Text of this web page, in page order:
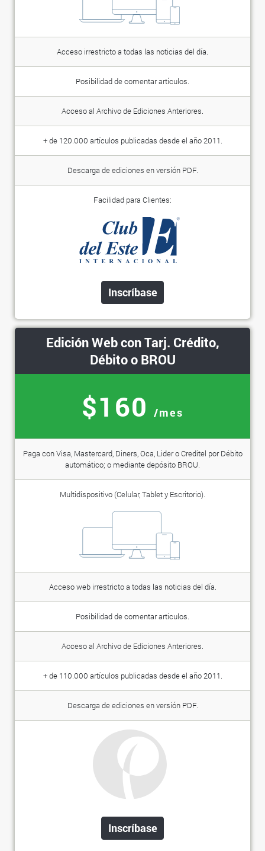
Acceso irrestricto a todas las noticias del día.
Posibilidad de comentar artículos.
Acceso al Archivo de Ediciones Anteriores.
+ de 120.000 artículos publicadas desde el año 2011.
Descarga de ediciones en versión PDF.
Facilidad para Clientes:
Inscríbase
Edición Web con Tarj. Crédito,
Débito o BROU
$160 /mes
Paga con Visa, Mastercard, Diners, Oca, Lider o Creditel por Débito
automático; o mediante depósito BROU.
Multidispositivo (Celular, Tablet y Escritorio).
Acceso web irrestricto a todas las noticias del día.
Posibilidad de comentar artículos.
Acceso al Archivo de Ediciones Anteriores.
+ de 110.000 artículos publicadas desde el año 2011.
Descarga de ediciones en versión PDF.
Inscríbase